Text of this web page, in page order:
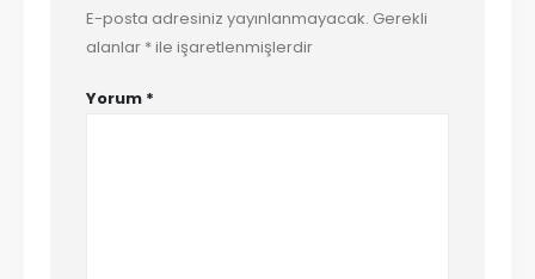
E-posta adresiniz yayınlanmayacak. Gerekli
alanlar *ile işaretlenmişlerdir
Yorum *